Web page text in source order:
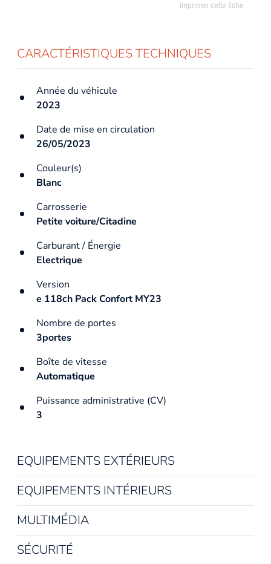
Imprimer cette fiche
CARACTÉRISTIQUES TECHNIQUES
Année du véhicule
2023
Date de mise en circulation
26/05/2023
Couleur(s)
Blanc
Carrosserie
Petite voiture/Citadine
Carburant / Énergie
Electrique
Version
e 118ch Pack Confort MY23
Nombre de portes
3portes
Boîte de vitesse
Automatique
Puissance administrative (CV)
3
EQUIPEMENTS EXTÉRIEURS
EQUIPEMENTS INTÉRIEURS
MULTIMÉDIA
SÉCURITÉ